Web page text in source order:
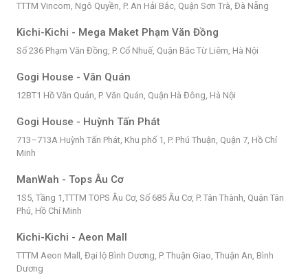
TTTM Vincom, Ngô Quyền, P. An Hải Bắc, Quận Sơn Trà, Đà Nẵng
Kichi-Kichi - Mega Maket Phạm Văn Đồng
Số 236 Phạm Văn Đồng, P. Cổ Nhuế, Quận Bắc Từ Liêm, Hà Nội
Gogi House - Văn Quán
12BT1 Hồ Văn Quán, P. Văn Quán, Quận Hà Đông, Hà Nội
Gogi House - Huỳnh Tấn Phát
713–713A Huỳnh Tấn Phát, Khu phố 1, P. Phú Thuận, Quận 7, Hồ Chí
Minh
ManWah - Tops Âu Cơ
1S5, Tầng 1,TTTM TOPS Âu Cơ, Số 685 Âu Cơ, P. Tân Thành, Quận Tân
Phú, Hồ Chí Minh
Kichi-Kichi - Aeon Mall
TTTM Aeon Mall, Đại lộ Bình Dương, P. Thuận Giao, Thuận An, Bình
Dương